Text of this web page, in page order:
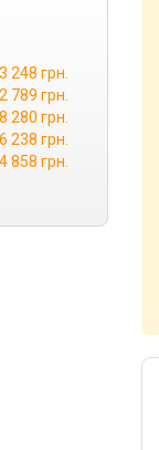
248 грн.
789 грн.
8 280 грн.
238 грн.
858 грн.